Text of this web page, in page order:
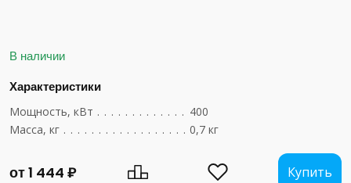
В наличии
Характеристики
Мощность, кВт
400
Масса, кг
0,7 кг
от 1 444 ₽
Купить